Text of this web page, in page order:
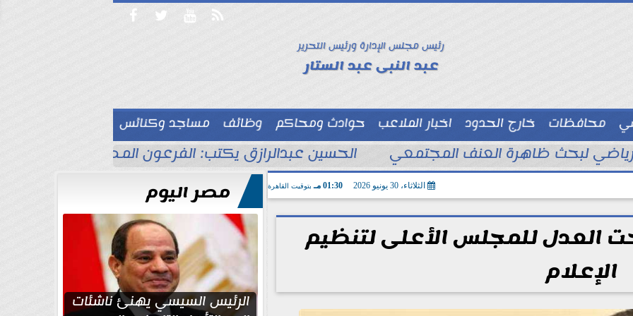
   
رئيس مجلس الإدارة ورئيس التحرير
عبد النبى عبد الستار
محافظات خارج الحدود اخبار الملاعب حوادث ومحاكم وظائف
مساجد وكنائس
توك شو 
الحسين عبدالرازق يكتب: الفرعون المصري جاهز
الثلاثاء، 30 يونيو 2026 01:30 مـ بتوقيت القاهرة
للمجلس الأعلى لتنظيم
الإعلام
مصر اليوم
الرئيس السيسي يهنئ ناشئات